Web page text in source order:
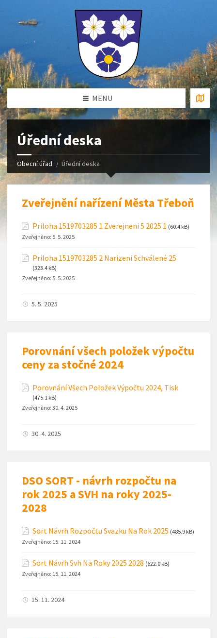
MENU
Úřední deska
Obecní úřad Úřední deska
Zveřejnění nařízení Města Třeboň
Priloha 1519703285 1 Zverejneni 5 2025 1 (60.4 kB)
Zveřejněno: 5. 5. 2025
Priloha 1519703285 2 Narizeni Schválené 25
(323.4 kB)
Zveřejněno: 5. 5. 2025
5. 5. 2025
Porovnání všech položek výpočtu
ceny za stočné 2024
Porovnání Všech Položek Výpočtu 2024, Tisk
(475.1 kB)
Zveřejněno: 30. 4. 2025
30. 4. 2025
DSO SORT - návrh rozpočtu na
rok 2025 a SVH na roky 2025-
2028
Sort Návrh Rozpočtu Svazku Na Rok 2025 (485.9 kB)
Zveřejněno: 15. 11. 2024
Sort Návrh Svh Na Roky 2025 2028 (622.0 kB)
Zveřejněno: 15. 11. 2024
15. 11. 2024